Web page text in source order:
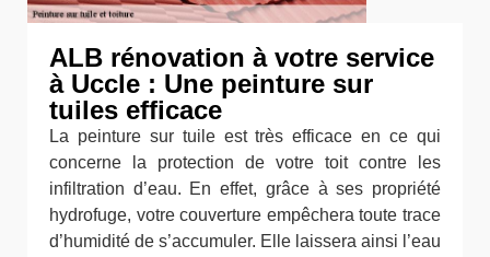
ALB rénovation à votre service
à Uccle : Une peinture sur
tuiles efficace
La peinture sur tuile est très efficace en ce qui
concerne la protection de votre toit contre les
infiltration d’eau. En effet, grâce à ses propriété
hydrofuge, votre couverture empêchera toute trace
d’humidité de s’accumuler. Elle laissera ainsi l’eau